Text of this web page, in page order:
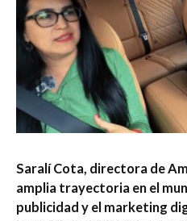
Saralí Cota, directora de
amplia trayectoria en el
publicidad y el marketing